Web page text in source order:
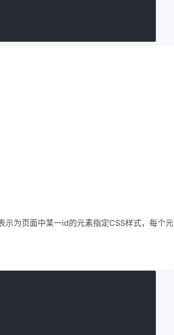
为页面中某一id的元素指定CSS样式，每个元